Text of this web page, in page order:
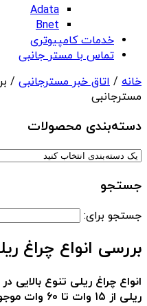
Adata
Bnet
خدمات کامپیوتری
تماس با مستر جانبی
خانه / اتاق خبر مسترجانبی /
مسترجانبی
دسته‌بندی‌ محصولات
جستجو
جستجو برای:
بررسی انواع چراغ
انواع چراغ ریلی تنوع بالایی
ریلی از ۱۵